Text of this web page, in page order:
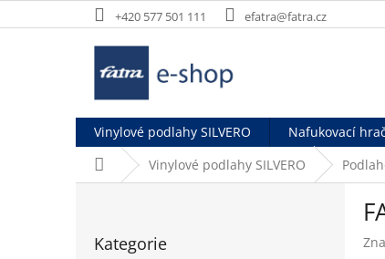
na
+420 577 501 111 efatra@fatra.cz
Vinylové podlahy SILVERO Nafukovací
Domů Vinylové podlahy SILVERO
kategorie
Kategorie